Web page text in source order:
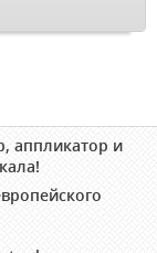
аппликатор и